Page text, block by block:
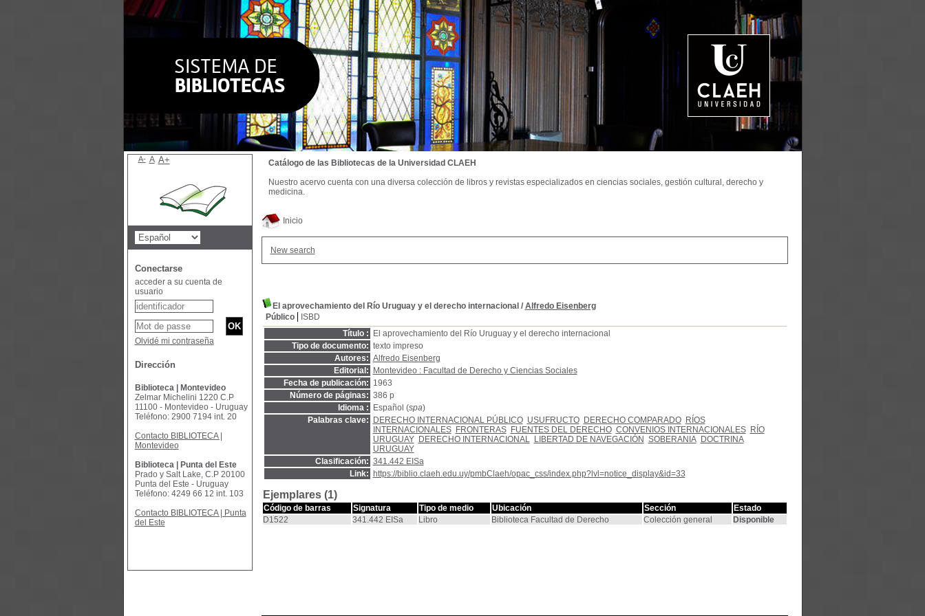
Inicio
New search
El aprovechamiento del Río Uruguay y el derecho internacional / Alfredo Eisenberg
Público
ISBD
Título :
El aprovechamiento del Río Uruguay y el derecho internacional
Tipo de documento: texto impreso
Autores: Alfredo Eisenberg
Editorial:
Montevideo : Facultad de Derecho y Ciencias Sociales
Fecha de publicación: 1963
Número de páginas: 386 p
Idioma :
Español (spa)
Palabras clave:
DERECHO INTERNACIONAL PÚBLICO USUFRUCTO DERECHO COMPARADO
RÍOS
INTERNACIONALES
FRONTERAS FUENTES DEL DERECHO CONVENIOS INTERNACIONALES
RÍO
URUGUAY
DERECHO INTERNACIONAL LIBERTAD DE NAVEGACIÓN SOBERANIA
DOCTRINA
URUGUAY
Clasificación: 341.442 EISa
Link:
https://biblio.claeh.edu.uy/pmbClaeh/opac_css/index.php?lvl=notice_display&id=33
Ejemplares (1)
Código de barras Signatura Tipo de medio Ubicación Sección
Estado
D1522
341.442 EISa Libro Biblioteca Facultad de Derecho Colección general Disponible
Catálogo de las Bibliotecas de la Universidad CLAEH
Nuestro acervo cuenta con una diversa colección de libros y revistas especializados en ciencias sociales, gestión cultural, derecho y
medicina.
A- A A+
Conectarse
acceder a su cuenta de
usuario
Olvidé mi contraseña
Dirección
Biblioteca | Montevideo
Zelmar Michelini 1220 C.P
11100 - Montevideo - Uruguay
Teléfono: 2900 7194 int. 20
Contacto BIBLIOTECA |
Montevideo
Biblioteca | Punta del Este
Prado y Salt Lake, C.P 20100
Punta del Este - Uruguay
Teléfono: 4249 66 12 int. 103
Contacto BIBLIOTECA | Punta
del Este